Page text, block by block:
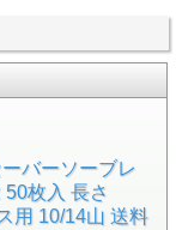
バーソーブレ
枚入 長さ
用 10/14山 送料